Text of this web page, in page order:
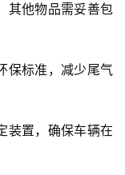
其他物品需妥善包
保标准，减少尾气
装置，确保车辆在